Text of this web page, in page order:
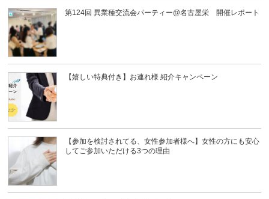
第124回 異業種交流会パーティー@名古屋栄 開催レポート
【嬉しい特典付き】お連れ様 紹介キャンペーン
【参加を検討されてる、女性参加者様へ】女性の方にも安心
してご参加いただける3つの理由